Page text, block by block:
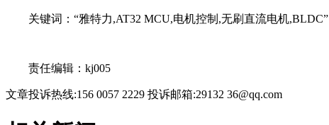
关键词：“雅特力,AT32 MCU,电机控制,无刷直流电机,BLDC”
责任编辑：kj005
文章投诉热线:156 0057 2229 投诉邮箱:29132 36@qq.com